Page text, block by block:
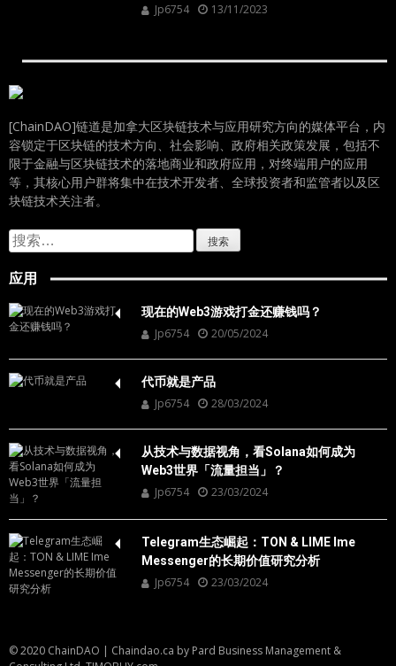
Jp6754 13/11/2023
[ChainDAO]链道是加拿大区块链技术与应用研究方向的媒体平台，内
容锁定于区块链的技术方向、社会影响、政府相关政策发展，包括不
限于金融与区块链技术的落地商业和政府应用，对终端用户的应用
等，其核心用户群将集中在技术开发者、全球投资者和监管者以及区
块链技术关注者。
搜
索：
应用
现在的Web3游戏打金还赚钱吗？
Jp6754 20/05/2024
代币就是产品
Jp6754 28/03/2024
从技术与数据视角，看Solana如何成为
Web3世界「流量担当」？
Jp6754 23/03/2024
Telegram生态崛起：TON & LIME Ime
Messenger的长期价值研究分析
Jp6754 23/03/2024
© 2020 ChainDAO | Chaindao.ca by Pard Business Management &